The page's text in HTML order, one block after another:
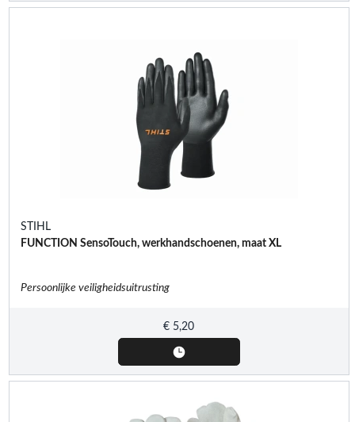
STIHL
FUNCTION SensoTouch, werkhandschoenen, maat XL
Persoonlijke veiligheidsuitrusting
€ 5,20